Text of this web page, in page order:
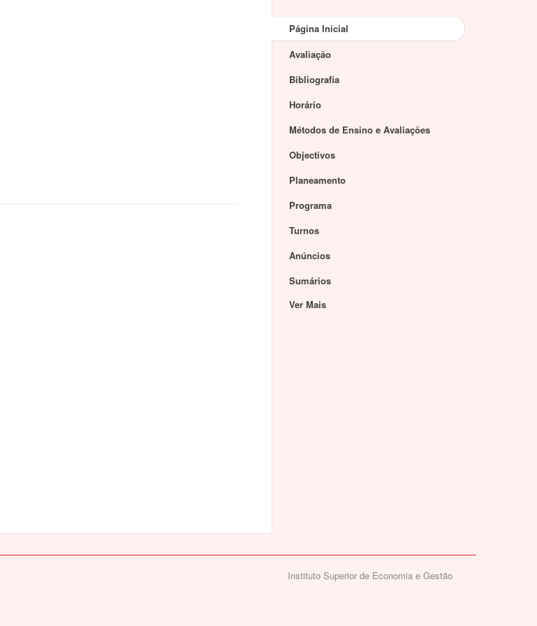
Página Inicial
Avaliação
Bibliografia
Horário
Métodos de Ensino e Avaliações
Objectivos
Planeamento
Programa
Turnos
Anúncios
Sumários
Ver Mais
Instituto Superior de Economia e Gestão